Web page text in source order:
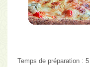
Temps de préparation :